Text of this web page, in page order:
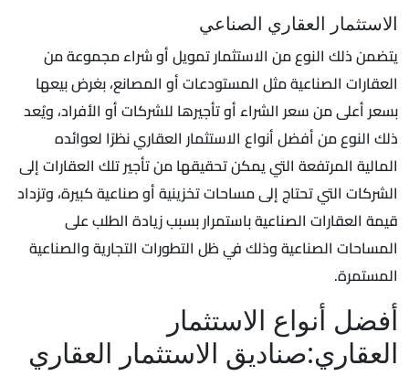
الاستثمار العقاري الصناعي
يتضمن ذلك النوع من الاستثمار تمويل أو شراء مجموعة من
العقارات الصناعية مثل المستودعات أو المصانع، بغرض بيعها
بسعر أعلى من سعر الشراء أو تأجيرها للشركات أو الأفراد، ويُعد
ذلك النوع من أفضل أنواع الاستثمار العقاري نظرًا لعوائده
المالية المرتفعة التي يمكن تحقيقها من تأجير تلك العقارات إلى
الشركات التي تحتاج إلى مساحات تخزينية أو صناعية كبيرة، وتزداد
قيمة العقارات الصناعية باستمرار بسبب زيادة الطلب على
المساحات الصناعية وذلك في ظل التطورات التجارية والصناعية
المستمرة.
أفضل أنواع الاستثمار
العقاري:صناديق الاستثمار العقاري